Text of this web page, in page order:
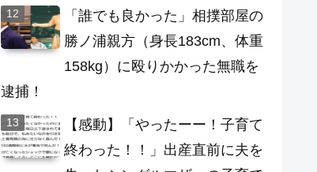
「誰でも良かった」相撲部屋の
勝ノ浦親方（身長183cm、体重
158kg）に殴りかかった無職を
逮捕！
【感動】「やったーー！子育て
終わった！！」出産直前に夫を